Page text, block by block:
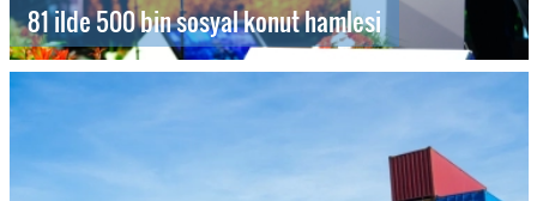
81 ilde 500 bin sosyal konut hamlesi